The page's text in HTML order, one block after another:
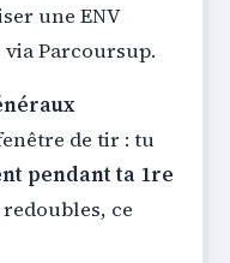
une ENV
via Parcoursup.
de tir : tu
pendant ta 1re
ce